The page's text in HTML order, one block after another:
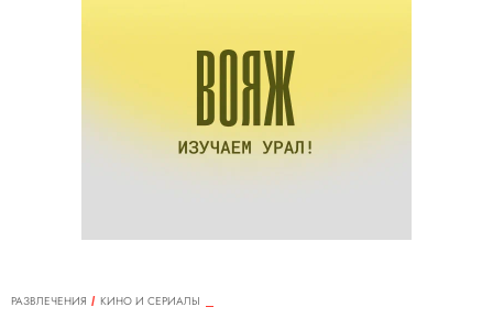
РАЗВЛЕЧЕНИЯ
КИНО И СЕРИАЛЫ